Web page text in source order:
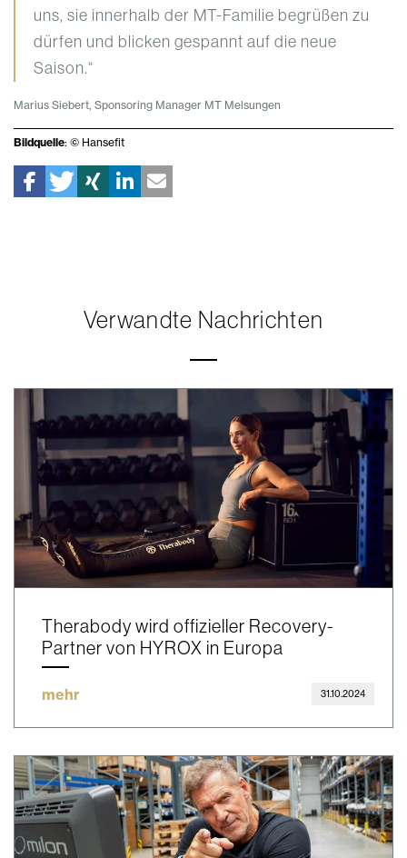
uns, sie innerhalb der MT-Familie begrüßen zu
dürfen und blicken gespannt auf die neue
Saison.“
Marius Siebert, Sponsoring Manager MT Melsungen
Bildquelle: © Hansefit
Verwandte Nachrichten
Therabody wird offizieller Recovery-
Partner von HYROX in Europa
mehr 31.10.2024